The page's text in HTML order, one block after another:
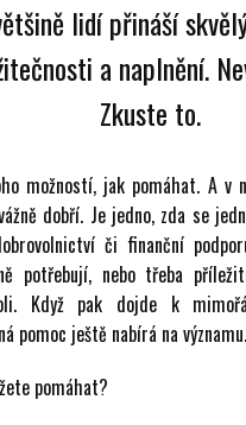
lidí přináší
a naplnění.
Zkuste to.
možností, jak pomáhat. A v
dobří. Je jedno, zda se
či finanční
potřebují, nebo třeba
Když pak dojde k
pomoc ještě nabírá na významu.
pomáhat?